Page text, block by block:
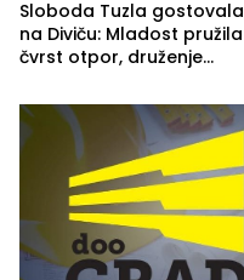
Sloboda Tuzla gostovala
na Diviču: Mladost pružila
čvrst otpor, druženje
jezera